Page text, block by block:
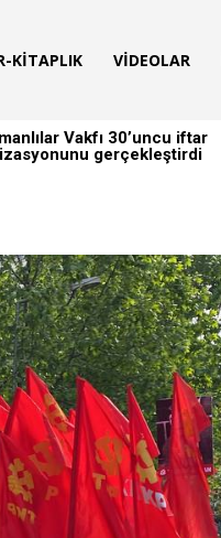
KITAPLIK VIDEOLAR
Vakfı 30’uncu iftar
gerçekleştirdi